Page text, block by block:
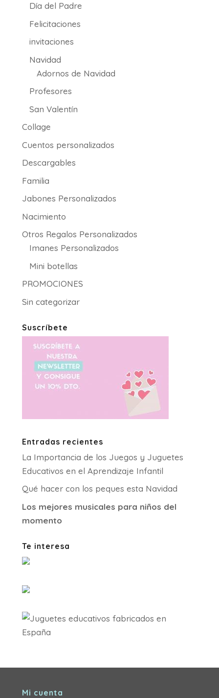
Día del Padre
Felicitaciones
invitaciones
Navidad
Adornos de Navidad
Profesores
San Valentín
Collage
Cuentos personalizados
Descargables
Familia
Jabones Personalizados
Nacimiento
Otros Regalos Personalizados
Imanes Personalizados
Mini botellas
PROMOCIONES
Sin categorizar
Suscríbete
Entradas recientes
La Importancia de los Juegos y Juguetes
Educativos en el Aprendizaje Infantil
Qué hacer con los peques esta Navidad
Los mejores musicales para niños del
momento
Te interesa
Mi cuenta